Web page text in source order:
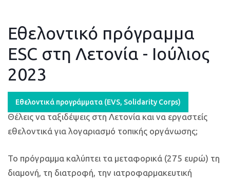
Εθελοντικό πρόγραμμα
ESC στη Λετονία - Ιούλιος
2023
Εθελοντικά προγράμματα (ΕVS, Solidarity Corps)
Θέλεις να ταξιδέψεις στη Λετονία και να εργαστείς
εθελοντικά για λογαριασμό τοπικής οργάνωσης;
Το πρόγραμμα καλύπτει τα μεταφορικά (275 ευρώ) τη
διαμονή, τη διατροφή, την ιατροφαρμακευτική